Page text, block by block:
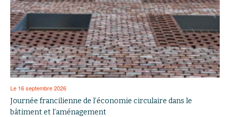
Le 16 septembre 2026
Journée francilienne de l’économie circulaire dans le
bâtiment et l’aménagement